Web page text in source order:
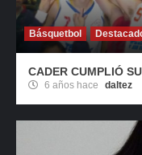
Básquetbol
CADER CUMPLIÓ
6 años hace daltez